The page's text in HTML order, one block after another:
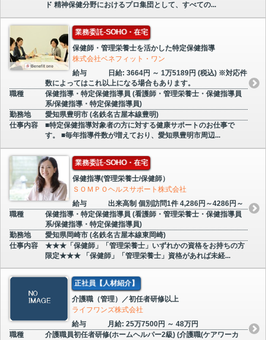
ド 精神保健分野におけるプロ集団として、すべての...
業務委託-SOHO・在宅
保健師・管理栄養士を活かした特定保健指導
株式会社ベネフィット・ワン
給与
日給: 3664円 ～ 1万5189円 (税込) ※対応件
数によってはこれ以上になる場合もあります。
職種
保健指導・特定保健指導員 (看護師・管理栄養士・保健指導員
系/保健指導・特定保健指導員)
勤務地
愛知県豊明市 (名鉄名古屋本線豊明)
仕事内容
■特定保健指導対象者の方に対する健康サポートのお仕事で
す。 ■毎年指導件数が増えており、愛知県豊明市周辺...
業務委託-SOHO・在宅
保健指導(管理栄養士/保健師）
ＳＯＭＰＯヘルスサポート株式会社
給与
出来高制 個別訪問1件 4,286円～4286円～
職種
保健指導・特定保健指導員 (看護師・管理栄養士・保健指導員
系/保健指導・特定保健指導員)
勤務地
愛知県岡崎市 (名鉄名古屋本線東岡崎)
仕事内容
★★★「保健師」「管理栄養士」いずれかの資格をお持ちの方
限定★★★ 「保健師」「管理栄養士」資格があれば未経...
正社員【人材紹介】
介護職（管理）／初任者研修以上
ライフワンズ株式会社
給与
月給: 25万7500円 ～ 48万円
職種
介護職員初任者研修(ホームヘルパー2級) (介護職(ケアワーカ